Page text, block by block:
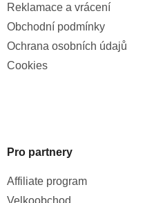
Reklamace a vrácení
Obchodní podmínky
Ochrana osobních údajů
Cookies
Pro partnery
Affiliate program
Velkoobchod